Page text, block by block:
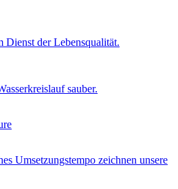
Dienst der Lebensqualität.
sauber.
Umsetzungstempo zeichnen unsere